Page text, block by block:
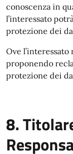
conoscenza in
l’interessato
protezione dei
Ove
proponendo
protezione dei
8.